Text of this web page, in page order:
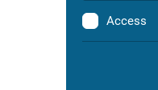
Access